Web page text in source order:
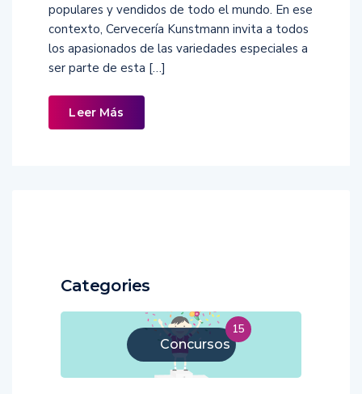
populares y vendidos de todo el mundo. En ese
contexto, Cervecería Kunstmann invita a todos
los apasionados de las variedades especiales a
ser parte de esta […]
Leer Más
Categories
Concursos
15